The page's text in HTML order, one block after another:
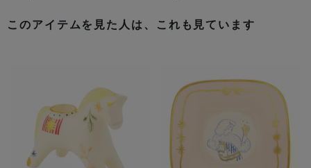
このアイテムを見た人は、これも見ています